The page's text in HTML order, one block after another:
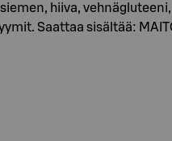
hiiva,
Saattaa sisältää: